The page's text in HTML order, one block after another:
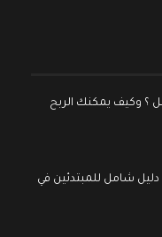
وكيف يمكنك الربح
الربح من موقع Shopee دليل شامل للمبتدئين في